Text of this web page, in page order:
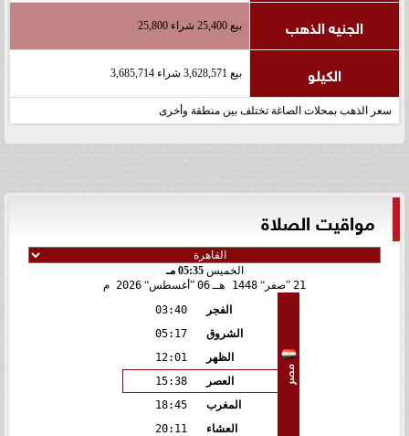
الجنيه الذهب بيع 25,400 شراء 25,800
الكيلو بيع 3,628,571 شراء 3,685,714
سعر الذهب بمحلات الصاغة تختلف بين منطقة وأخرى
مواقيت الصلاة
الخميس05:35 مـ
21 صفر 1448 هـ 06 أغسطس 2026 م
مصر
الفجر
03:40
الشروق
05:17
الظهر
12:01
العصر
15:38
المغرب
18:45
العشاء
20:11